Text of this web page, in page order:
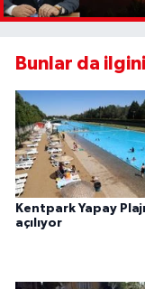
Bunlar da
Kentpark Yapay
açılıyor